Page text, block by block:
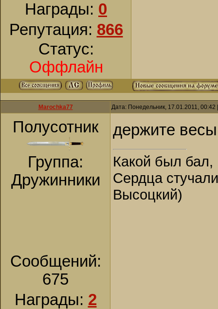
Награды: 0
Репутация: 866
Статус:
Оффлайн
Marochka77 Дата: Понедельник, 17.01.2011,
Полусотник
Группа:
Дружинники
Сообщений:
675
Награды: 2
держите
Какой был бал,
Сердца
Высоцкий)